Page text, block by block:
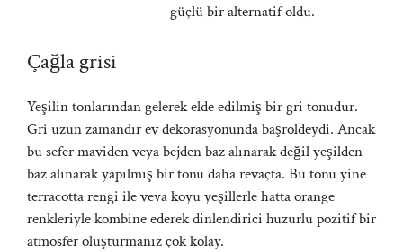
güçlü bir alternatif oldu.
Çağla grisi
Yeşilin tonlarından gelerek elde edilmiş bir gri tonudur.
Gri uzun zamandır ev dekorasyonunda başroldeydi. Ancak
bu sefer maviden veya bejden baz alınarak değil yeşilden
baz alınarak yapılmış bir tonu daha revaçta. Bu tonu yine
terracotta rengi ile veya koyu yeşillerle hatta orange
renkleriyle kombine ederek dinlendirici huzurlu pozitif bir
atmosfer oluşturmanız çok kolay.